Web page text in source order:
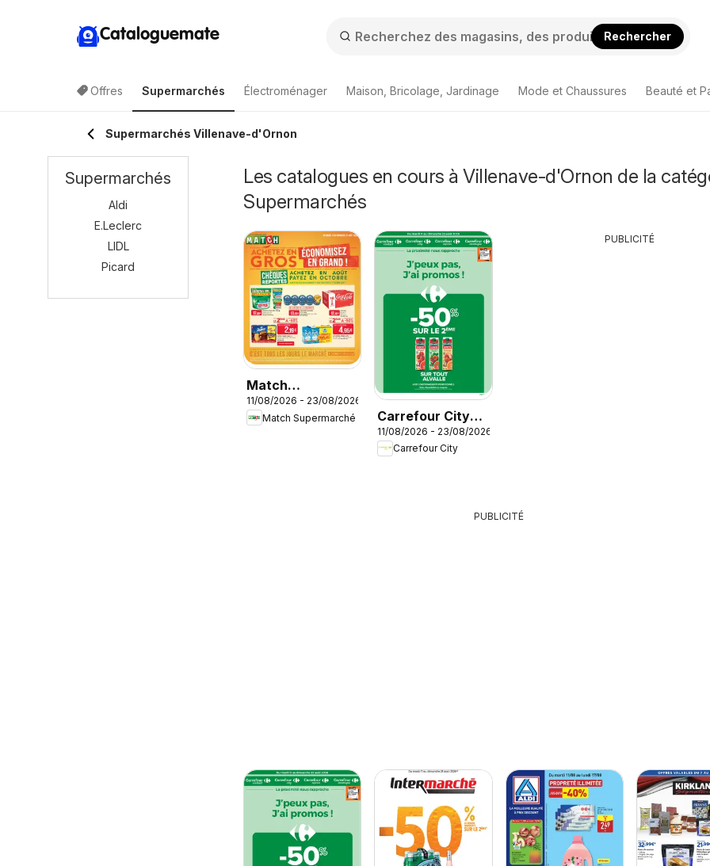
Cataloguemate Rechercher
Offres Supermarchés Électroménager Maison, Bricolage, Jardinage Mode et Chaussures Beauté et
Supermarchés Villenave-d'Ornon
Les catalogues en cours à Villenave-d'Ornon de la
Supermarchés
Match
Supermarché
catalogue
11/08/2026 - 23/08/2026
Match Supermarché
Carrefour City
catalogue
11/08/2026 - 23/08/2026
Carrefour City
PUBLICITÉ
PUBLICITÉ
Supermarchés
Aldi
E.Leclerc
LIDL
Picard